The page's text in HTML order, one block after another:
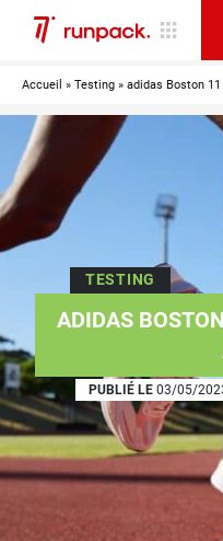
Accueil » Testing » adidas Boston
TESTING
ADIDAS
PUBLIÉ LE 03/05/